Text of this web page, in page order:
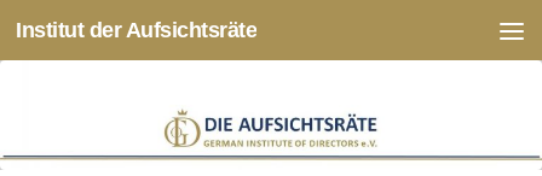
Zum Inhalt springen
Institut der Aufsichtsräte